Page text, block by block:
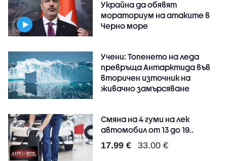
Украйна да обявят
мораториум на атаките в
Черно море
Учени: Топенето на леда
превръща Антарктида във
вторичен източник на
живачно замърсяване
Смяна на 4 гуми на лек
автомобил от 13 до 19..
17.99 € 33.00 €